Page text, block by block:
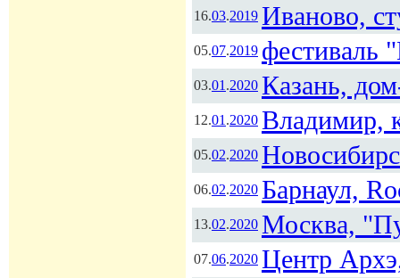
16.03.2019 Иваново,
05.07.2019 фестиваль
03.01.2020 Казань,
12.01.2020 Владимир,
05.02.2020
06.02.2020 Барнаул,
13.02.2020 Москва,
07.06.2020 Центр